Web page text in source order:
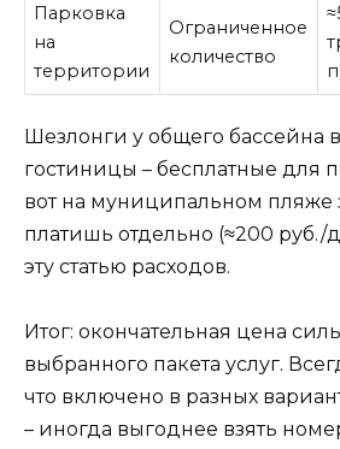
Парковка
на
территории
Ограниченное
количество
Шезлонги у общего бассейна
гостиницы – бесплатные для
вот на муниципальном пляже
платишь отдельно (≈200 руб./
эту статью расходов.
Итог: окончательная цена
выбранного пакета услуг.
что включено в разных
– иногда выгоднее взять